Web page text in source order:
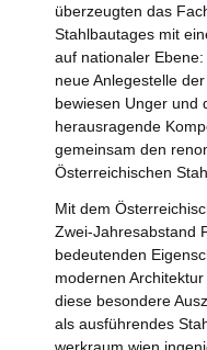
überzeugten das
Stahlbautages mit
auf nationaler
neue Anlegestelle
bewiesen Unger und
herausragende
gemeinsam den
Österreichischen
Mit dem
Zwei-Jahresabstand
bedeutenden
modernen
diese besondere
als ausführendes